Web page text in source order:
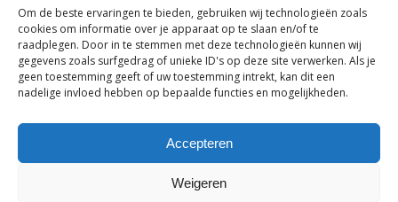
Om de beste ervaringen te bieden, gebruiken wij technologieën zoals
cookies om informatie over je apparaat op te slaan en/of te
raadplegen. Door in te stemmen met deze technologieën kunnen wij
gegevens zoals surfgedrag of unieke ID's op deze site verwerken. Als je
geen toestemming geeft of uw toestemming intrekt, kan dit een
nadelige invloed hebben op bepaalde functies en mogelijkheden.
Accepteren
Weigeren
Algemene Voorwaarden
Privacyverklaring